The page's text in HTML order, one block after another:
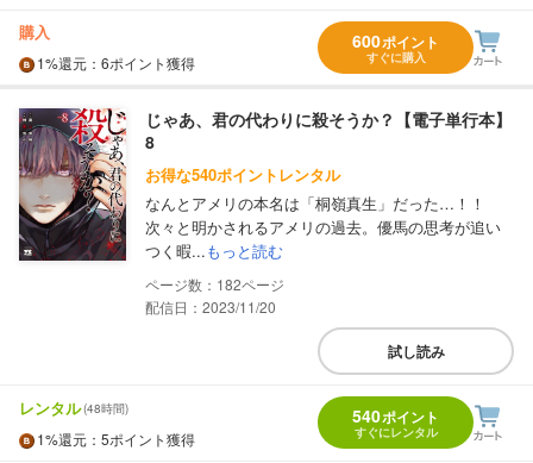
購入
1%還元 ：6ポイント獲得
600ポイント
すぐに購入
じゃあ、君の代わりに殺そうか？【電子単行本】
8
お得な540ポイントレンタル
なんとアメリの本名は「桐嶺真生」だった…！！
次々と明かされるアメリの過去。優馬の思考が追い
つく暇...もっと読む
182
配信日：2023/11/20
試し読み
レンタル(48時間)
1%還元 ：5ポイント獲得
540ポイント
すぐにレンタル